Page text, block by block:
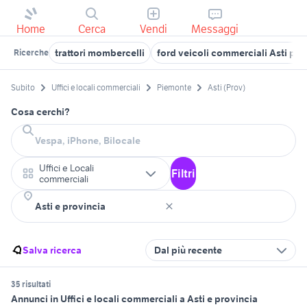
Home Cerca Vendi Messaggi
Ricerche trattori mombercelli ford veicoli commerciali Asti
Subito Uffici e locali commerciali Piemonte Asti (Prov)
Cosa cerchi?
Uffici e Locali
commerciali
Filtri
Salva ricerca Dal più recente
35 risultati
Annunci in Uffici e locali commerciali a Asti e provincia